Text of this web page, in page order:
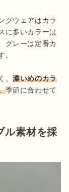
グウェアはカラ
に多いカラーは
グレーは定番カ
。
、濃いめのカラ
季節に合わせて
ル素材を採